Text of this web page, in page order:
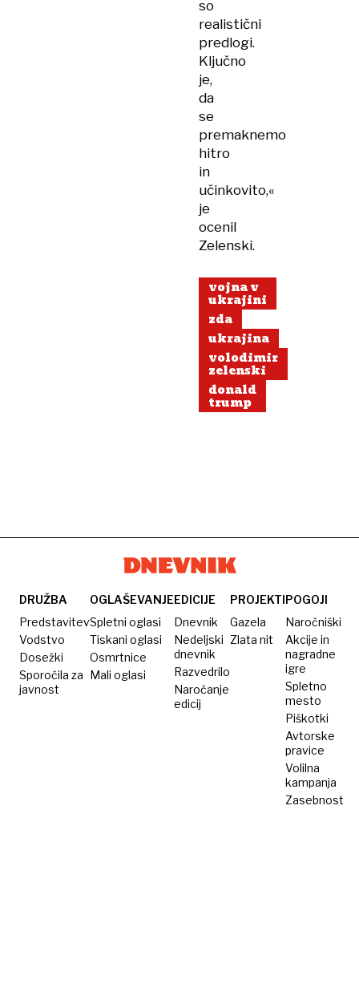
so
realistični
predlogi.
Ključno
je,
da
se
premaknemo
hitro
in
učinkovito,«
je
ocenil
Zelenski.
vojna v
ukrajini
zda
ukrajina
volodimir
zelenski
donald
trump
DRUŽBA
Predstavitev
Vodstvo
Dosežki
Sporočila za
javnost
OGLAŠEVANJE
Spletni oglasi
Tiskani oglasi
Osmrtnice
Mali oglasi
EDICIJE
Dnevnik
Nedeljski
dnevnik
Razvedrilo
Naročanje
edicij
PROJEKTI
Gazela
Zlata nit
POGOJI
Naročniški
Akcije in
nagradne
igre
Spletno
mesto
Piškotki
Avtorske
pravice
Volilna
kampanja
Zasebnost